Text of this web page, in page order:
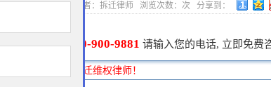
2014-05-15 11:55 作者：拆迁律师 浏览次数： 次 分享到：
律咨询热线:400-900-9881 请输入您的电话, 立即免费